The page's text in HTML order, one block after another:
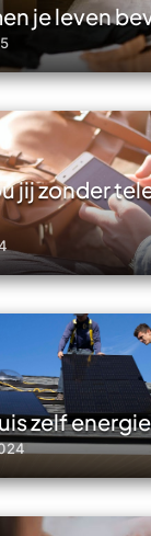
je leven
jij zonder
zelf